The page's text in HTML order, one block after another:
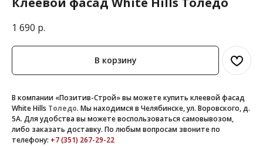
1 690 р.
В корзину
В компании «Позитив-Строй» вы можете купить клеевой фасад
White Hills Толедо. Мы находимся в Челябинске, ул. Воровского, д.
5А. Для удобства вы можете воспользоваться самовывозом,
либо заказать доставку. По любым вопросам звоните по
телефону: +7 (351) 267-29-22